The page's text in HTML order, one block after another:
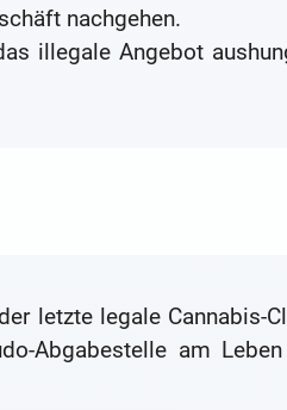
nachgehen.
illegale Angebot
letzte legale Cannabis-
Abgabestelle am